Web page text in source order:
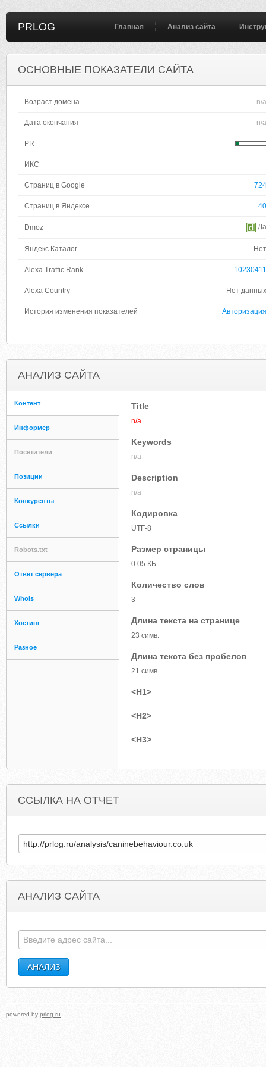
PRLOG Главная Анализ сайта
ОСНОВНЫЕ ПОКАЗАТЕЛИ САЙТА
Возраст домена n/a
Дата окончания n/a
PR
ИКС
Страниц в Google 724
Страниц в Яндексе 40
Dmoz Да
Яндекс Каталог Нет
Alexa Traffic Rank 10230411
Alexa Country Нет данных
История изменения показателей Авторизация
АНАЛИЗ САЙТА
Контент
Информер
Посетители
Позиции
Конкуренты
Ссылки
Robots.txt
Ответ сервера
Whois
Хостинг
Разное
Title
n/a
Keywords
n/a
Description
n/a
Кодировка
UTF-8
Размер страницы
0.05 КБ
Количество слов
3
Длина текста на странице
23 симв.
Длина текста без пробелов
21 симв.
<H1>
<H2>
<H3>
ССЫЛКА НА ОТЧЕТ
АНАЛИЗ САЙТА
powered by prlog.ru